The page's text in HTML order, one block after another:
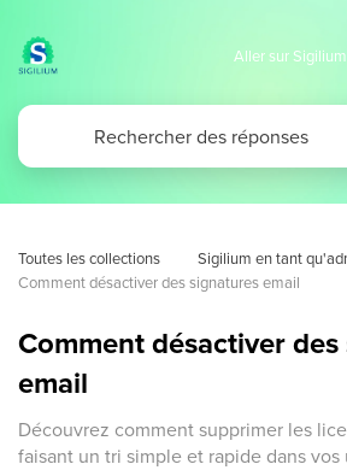
Aller sur Sigilium
Toutes les collections
Sigilium en tant
Comment désactiver des signatures email
Comment désactiver
email
Découvrez comment supprimer les
faisant un tri simple et rapide dans vos